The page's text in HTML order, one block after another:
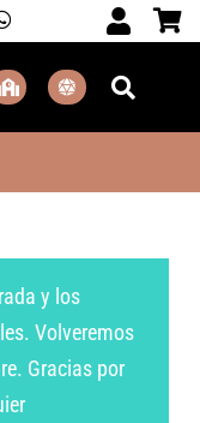
y los
Volveremos
Gracias por